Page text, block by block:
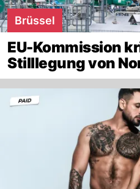
Brüssel
EU-Kommission
Stilllegung von